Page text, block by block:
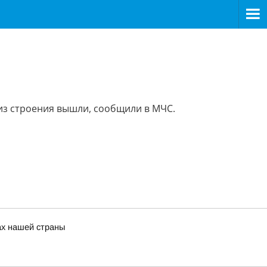
строения вышли, сообщили в МЧС.
нашей страны